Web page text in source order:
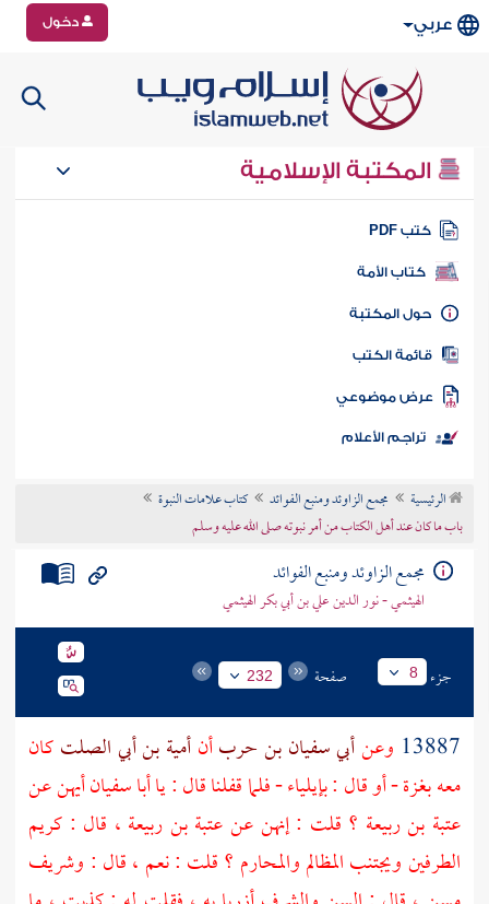
عربي دخول
المكتبة الإسلامية
كتب PDF
كتاب الأمة
المكتبة
الكتب
موضوعي
تراجم الأعلام
الرئيسية مجمع الزاوئد ومنبع الفوائد
كتاب علامات النبوة
باب ما كان عند أهل الكتاب من أمر نبوته صلى الله عليه وسلم
مجمع الزاوئد ومنبع الفوائد
الهيثمي - نور الدين علي بن أبي بكر الهيثمي
جزء 8 صفحة 232
13887 وعنأبي سفيان بن حربأنأمية بن أبي الصلتكان
معهبغزة- أو قال :بإيلياء- فلما قفلنا قال : ياأبا سفيانأيهن عن
عتبة بن ربيعة ؟ قلت : إنهن عنعتبة بن ربيعة ، قال : كريم
الطرفين ويجتنب المظالم والمحارم ؟ قلت : نعم ، قال : وشريف